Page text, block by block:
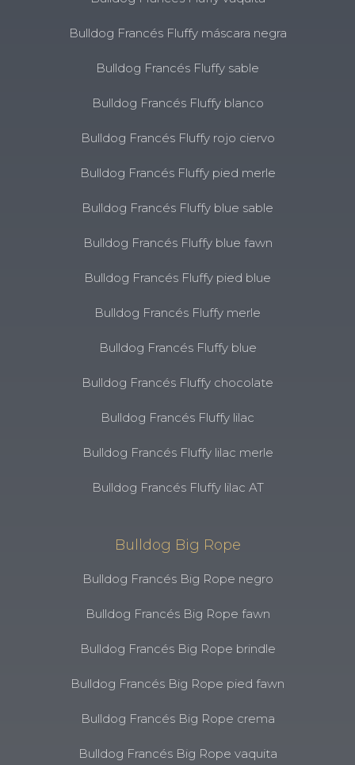
Bulldog Francés Fluffy máscara negra
Bulldog Francés Fluffy sable
Bulldog Francés Fluffy blanco
Bulldog Francés Fluffy rojo ciervo
Bulldog Francés Fluffy pied merle
Bulldog Francés Fluffy blue sable
Bulldog Francés Fluffy blue fawn
Bulldog Francés Fluffy pied blue
Bulldog Francés Fluffy merle
Bulldog Francés Fluffy blue
Bulldog Francés Fluffy chocolate
Bulldog Francés Fluffy lilac
Bulldog Francés Fluffy lilac merle
Bulldog Francés Fluffy lilac AT
Bulldog Big Rope
Bulldog Francés Big Rope negro
Bulldog Francés Big Rope fawn
Bulldog Francés Big Rope brindle
Bulldog Francés Big Rope pied fawn
Bulldog Francés Big Rope crema
Bulldog Francés Big Rope vaquita